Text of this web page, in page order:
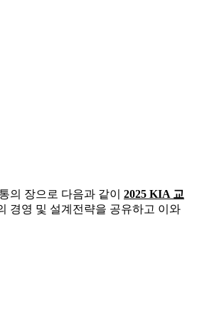
의 장으로 다음과 같이 2025 KIA 교
경영 및 설계전략을 공유하고 이와